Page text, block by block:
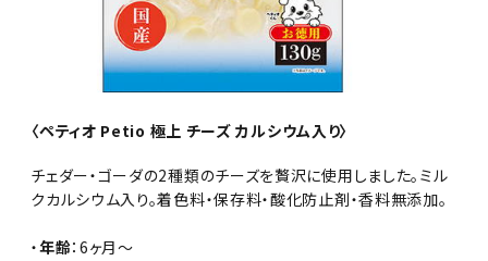
〈ペティオ Petio 極上 チーズ カルシウム入り〉
チェダー・ゴーダの2種類のチーズを贅沢に使用しました。ミル
クカルシウム入り。着色料・保存料・酸化防止剤・香料無添加。
・年齢：6ヶ月～